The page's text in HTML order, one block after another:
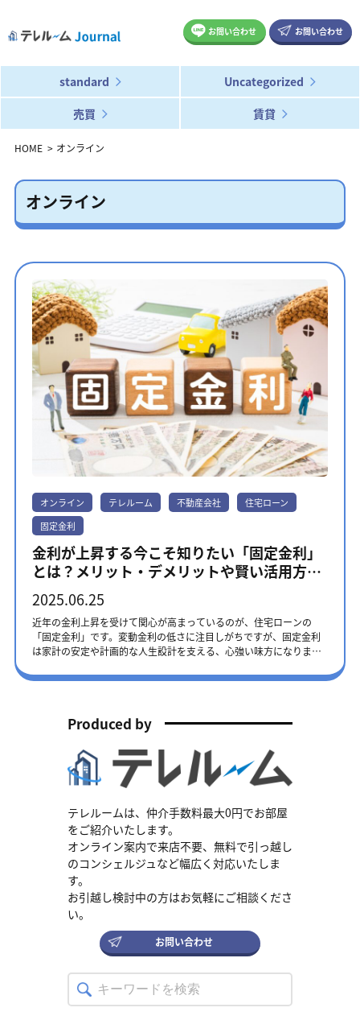
お問い合わせ お問い合わせ
standard
Uncategorized
売買
賃貸
HOME オンライン
オンライン
オンライン テレルーム 不動産会社
住宅ローン
固定金利
金利が上昇する今こそ知りたい「固定金利」
とは？メリット・デメリットや賢い活用方法
を解説！
2025.06.25
近年の金利上昇を受けて関心が高まっているのが、住宅ローンの
「固定金利」です。変動金利の低さに注目しがちですが、固定金利
は家計の安定や計画的な人生設計を支える、心強い味方になりま
めのポイントをご紹介します。金利タイプにお悩みの方は、ぜひ最
融機関のホームページなどで最新情報をご確認ください。 なぜ今
2割程度ですが、現在その価値が高まっています。日本は30年以上続
いた低金利の時代が終わりを迎え、金利が上昇傾向にあるためで
金利の恩恵を受ける代わりに将来の金利変動リスクを負う「後払
い」の仕組みであるのに対し、固定金利は、将来の金利上昇という
不確実なリスクに備える「先払い」の仕組みです。「変動金利」の
仕組みや特徴を知りたい方は、ぜひこちらの記事もご覧ください。
▶住宅ローンで7割が選ぶ「変動金利」とは？ 選ぶ前に知るべき特
徴とリスク対策 固定金利の仕組み｜知っておきたい2つのタイプ 固
定金利は、その名のとおり金利が固定されるローンですが、実は大
きく分けて2つのタイプがあります。ご自身の計画に合わせて最適な
返済額が変わらない、高い安心感が特徴です。金利が上昇しても影
響を受けないため、長期的な安心を求める方に向いています。代表
的な商品は、住宅金融支援機構が提供する「フラット35」です。 期
間選択型固定金利 「当初10年間は金利を固定」のように、一定期間
だけ金利を固定するタイプです。全期間固定よりも当初の金利が低
Produced by
テレルームは、仲介手数料最大0円でお部屋
をご紹介いたします。
オンライン案内で来店不要、無料で引っ越し
のコンシェルジュなど幅広く対応いたしま
す。
お引越し検討中の方はお気軽にご相談くださ
い。
お問い合わせ